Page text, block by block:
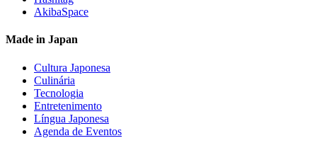
AkibaSpace
Made in Japan
Cultura Japonesa
Culinária
Tecnologia
Entretenimento
Língua Japonesa
Agenda de Eventos